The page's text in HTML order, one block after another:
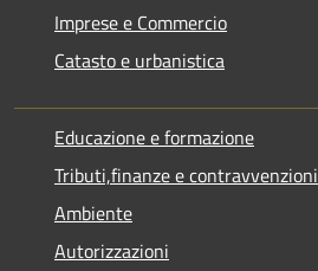
Imprese e Commercio
Catasto e urbanistica
Educazione e formazione
Tributi,finanze e contravvenzioni
Ambiente
Autorizzazioni